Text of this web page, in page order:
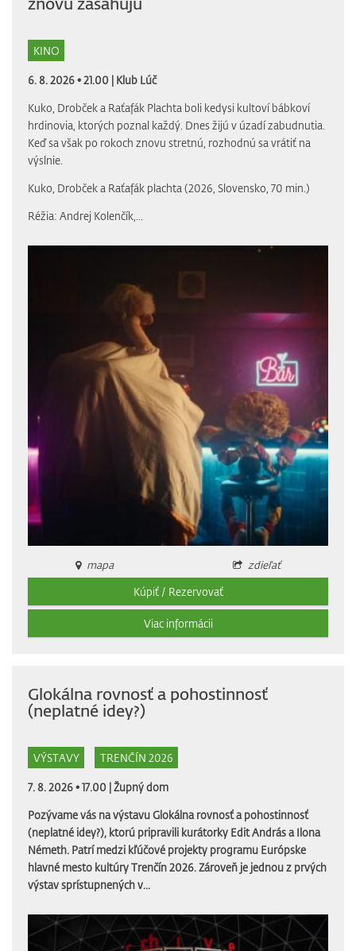
KINO
6. 8. 2026 • 21.00 | Klub Lúč
Kuko, Drobček a Raťafák Plachta boli kedysi kultoví bábkoví
hrdinovia, ktorých poznal každý. Dnes žijú v úzadí zabudnutia.
Keď sa však po rokoch znovu stretnú, rozhodnú sa vrátiť na
výslnie.
Kuko, Drobček a Raťafák plachta (2026, Slovensko, 70 min.)
Réžia: Andrej Kolenčík,...
mapa
zdieľať
Kúpiť / Rezervovať
Viac informácii
Glokálna rovnosť a pohostinnosť
(neplatné idey?)
VÝSTAVY TRENČÍN 2026
7. 8. 2026 • 17.00 |Župný dom
Pozývame vás na výstavu Glokálna rovnosť a pohostinnosť
(neplatné idey?), ktorú pripravili kurátorky Edit András a Ilona
Németh. Patrí medzi kľúčové projekty programu Európske
hlavné mesto kultúry Trenčín 2026. Zároveň je jednou z prvých
výstav sprístupnených v...